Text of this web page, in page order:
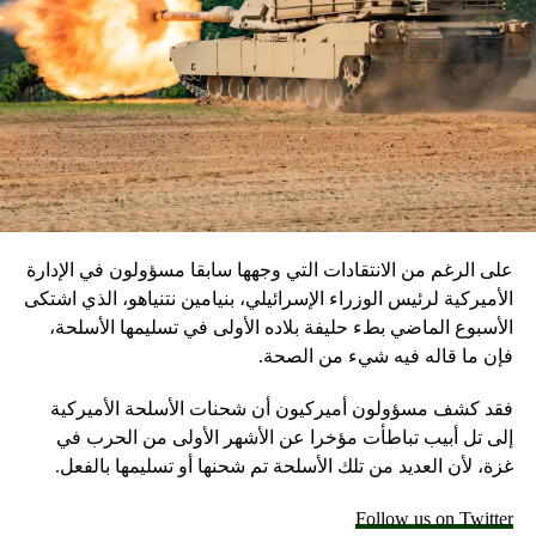
على الرغم من الانتقادات التي وجهها سابقا مسؤولون في الإدارة
الأميركية لرئيس الوزراء الإسرائيلي، بنيامين نتنياهو، الذي اشتكى
الأسبوع الماضي بطء حليفة بلاده الأولى في تسليمها الأسلحة،
فإن ما قاله فيه شيء من الصحة.
فقد كشف مسؤولون أميركيون أن شحنات الأسلحة الأميركية
إلى تل أبيب تباطأت مؤخرا عن الأشهر الأولى من الحرب في
غزة، لأن العديد من تلك الأسلحة تم شحنها أو تسليمها بالفعل.
Follow us on Twitter